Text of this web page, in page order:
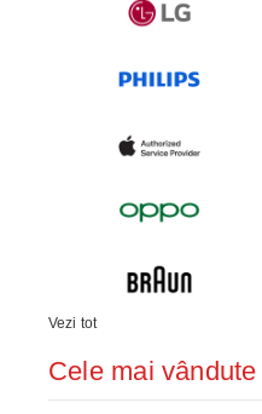
Vezi tot
Cele mai vândute